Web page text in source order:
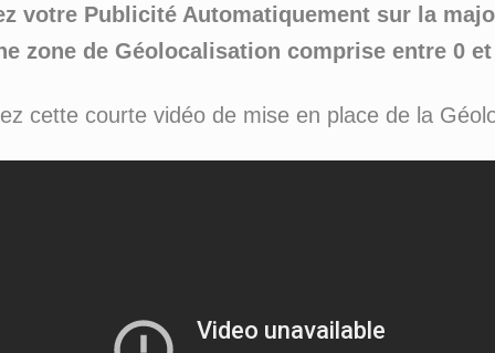
votre Publicité Automatiquement sur la
zone de Géolocalisation comprise entre 0
cette courte vidéo de mise en place de la